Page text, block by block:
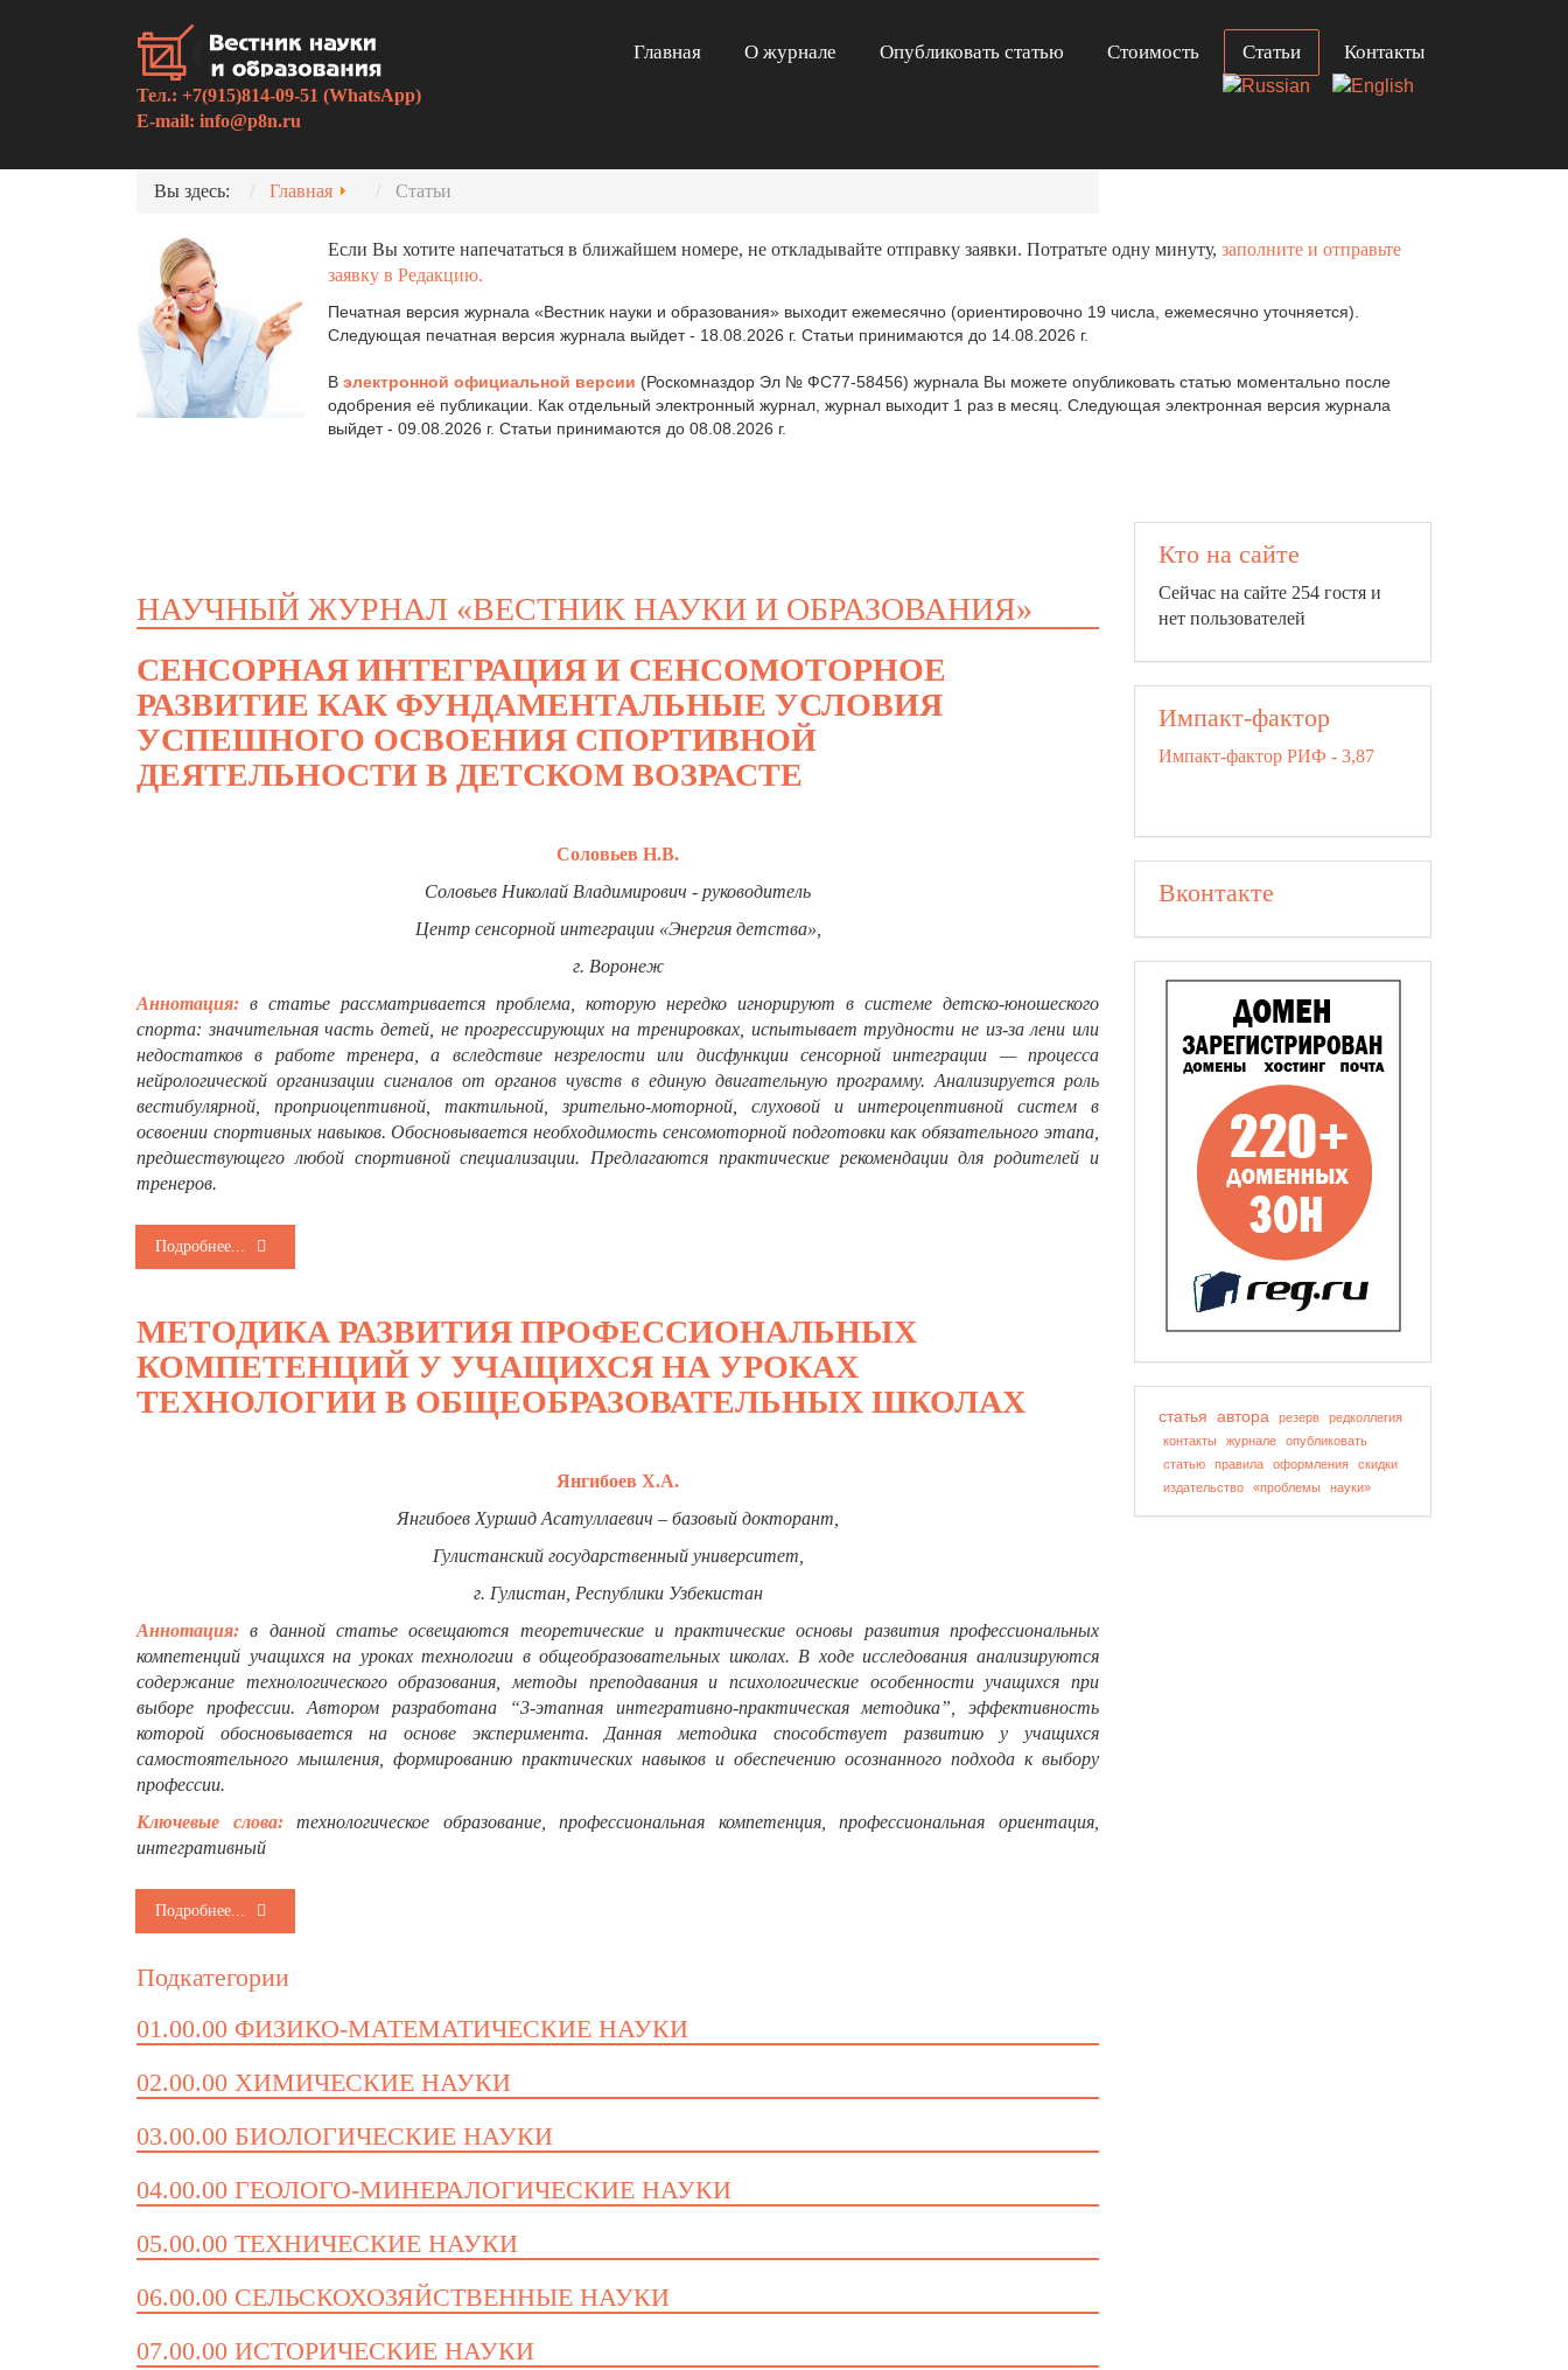
Тел.: +7(915)814-09-51 (WhatsApp)
E-mail: info@p8n.ru
Главная О журнале Опубликовать статью Стоимость Статьи Контакты
Вы здесь: Главная Статьи
Если Вы хотите напечататься в ближайшем номере, не откладывайте отправку заявки. Потратьте одну минуту, заполните и отправьте
заявку в Редакцию.
Печатная версия журнала «Вестник науки и образования» выходит ежемесячно (ориентировочно 19 числа, ежемесячно уточняется).
Следующая печатная версия журнала выйдет - 18.08.2026 г. Статьи принимаются до 14.08.2026 г.
В электронной официальной версии (Роскомназдор Эл № ФС77-58456) журнала Вы можете опубликовать статью моментально после
одобрения её публикации. Как отдельный электронный журнал, журнал выходит 1 раз в месяц. Следующая электронная версия журнала
выйдет - 09.08.2026 г. Статьи принимаются до 08.08.2026 г.
НАУЧНЫЙ ЖУРНАЛ «ВЕСТНИК НАУКИ И ОБРАЗОВАНИЯ»
СЕНСОРНАЯ ИНТЕГРАЦИЯ И СЕНСОМОТОРНОЕ
РАЗВИТИЕ КАК ФУНДАМЕНТАЛЬНЫЕ УСЛОВИЯ
УСПЕШНОГО ОСВОЕНИЯ СПОРТИВНОЙ
ДЕЯТЕЛЬНОСТИ В ДЕТСКОМ ВОЗРАСТЕ
Соловьев Н.В.
Соловьев Николай Владимирович - руководитель
Центр сенсорной интеграции «Энергия детства»,
г. Воронеж
Аннотация: в статье рассматривается проблема, которую нередко игнорируют в системе детско-юношеского
спорта: значительная часть детей, не прогрессирующих на тренировках, испытывает трудности не из-за лени или
недостатков в работе тренера, а вследствие незрелости или дисфункции сенсорной интеграции — процесса
нейрологической организации сигналов от органов чувств в единую двигательную программу. Анализируется роль
вестибулярной, проприоцептивной, тактильной, зрительно-моторной, слуховой и интероцептивной систем в
освоении спортивных навыков. Обосновывается необходимость сенсомоторной подготовки как обязательного этапа,
предшествующего любой спортивной специализации. Предлагаются практические рекомендации для родителей и
тренеров.
Подробнее...
МЕТОДИКА РАЗВИТИЯ ПРОФЕССИОНАЛЬНЫХ
КОМПЕТЕНЦИЙ У УЧАЩИХСЯ НА УРОКАХ
ТЕХНОЛОГИИ В ОБЩЕОБРАЗОВАТЕЛЬНЫХ ШКОЛАХ
Янгибоев Х.А.
Янгибоев Хуршид Асатуллаевич – базовый докторант,
Гулистанский государственный университет,
г. Гулистан, Республики Узбекистан
Аннотация: в данной статье освещаются теоретические и практические основы развития профессиональных
компетенций учащихся на уроках технологии в общеобразовательных школах. В ходе исследования анализируются
содержание технологического образования, методы преподавания и психологические особенности учащихся при
выборе профессии. Автором разработана “3-этапная интегративно-практическая методика”, эффективность
которой обосновывается на основе эксперимента. Данная методика способствует развитию у учащихся
самостоятельного мышления, формированию практических навыков и обеспечению осознанного подхода к выбору
профессии.
Ключевые слова:
технологическое образование, профессиональная компетенция, профессиональная ориентация,
интегративный
Подробнее...
Подкатегории
01.00.00 ФИЗИКО-МАТЕМАТИЧЕСКИЕ НАУКИ
02.00.00 ХИМИЧЕСКИЕ НАУКИ
03.00.00 БИОЛОГИЧЕСКИЕ НАУКИ
04.00.00 ГЕОЛОГО-МИНЕРАЛОГИЧЕСКИЕ НАУКИ
05.00.00 ТЕХНИЧЕСКИЕ НАУКИ
06.00.00 СЕЛЬСКОХОЗЯЙСТВЕННЫЕ НАУКИ
07.00.00 ИСТОРИЧЕСКИЕ НАУКИ
Кто на сайте
Сейчас на сайте 254 гостя и
нет пользователей
Импакт-фактор
Импакт-фактор РИФ - 3,87
Вконтакте
статья автора резерв
редколлегия
контакты
журнале
опубликовать
статью
правила оформления
скидки
издательство
«проблемы науки»